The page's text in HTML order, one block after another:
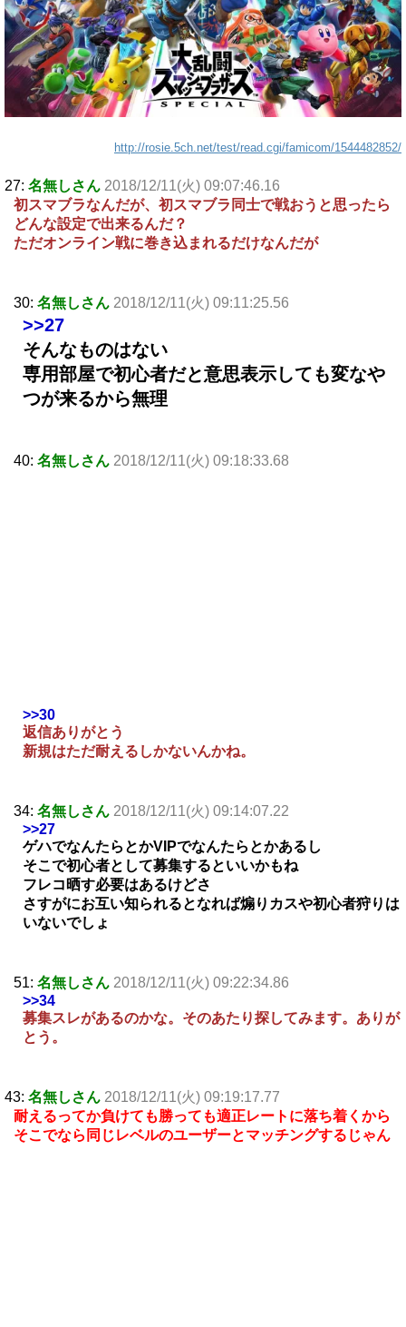
http://rosie.5ch.net/test/read.cgi/famicom/1544482852/
27: 名無しさん 2018/12/11(火) 09:07:46.16
初スマブラなんだが、初スマブラ同士で戦おうと思ったら
どんな設定で出来るんだ？
ただオンライン戦に巻き込まれるだけなんだが
30: 名無しさん 2018/12/11(火) 09:11:25.56
>>27
そんなものはない
専用部屋で初心者だと意思表示しても変なや
つが来るから無理
40: 名無しさん 2018/12/11(火) 09:18:33.68
>>30
返信ありがとう
新規はただ耐えるしかないんかね。
34: 名無しさん 2018/12/11(火) 09:14:07.22
>>27
ゲハでなんたらとかVIPでなんたらとかあるし
そこで初心者として募集するといいかもね
フレコ晒す必要はあるけどさ
さすがにお互い知られるとなれば煽りカスや初心者狩りは
いないでしょ
51: 名無しさん 2018/12/11(火) 09:22:34.86
>>34
募集スレがあるのかな。そのあたり探してみます。ありが
とう。
43: 名無しさん 2018/12/11(火) 09:19:17.77
耐えるってか負けても勝っても適正レートに落ち着くから
そこでなら同じレベルのユーザーとマッチングするじゃん